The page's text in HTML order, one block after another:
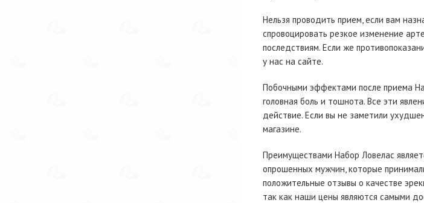
Нельзя проводить прием, если вам
спровоцировать резкое изменение
последствиям. Если же
у нас на сайте.
Побочными эффектами после приема
головная боль и тошнота. Все эти
действие. Если вы не заметили
магазине.
Преимуществами Набор Ловелас
опрошенных мужчин, которые
положительные отзывы о качестве
так как наши цены являются самыми